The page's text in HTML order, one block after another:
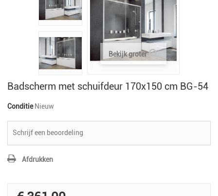
Bekijk groter
Badscherm met schuifdeur 170x150 cm BG-54
Conditie Nieuw
Schrijf een beoordeling
Afdrukken